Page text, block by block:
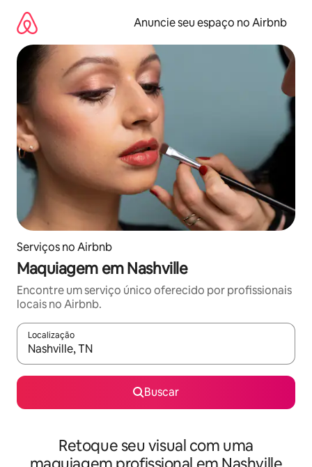
para
conteúdo
Anuncie seu espaço no Airbnb
Serviços no Airbnb
Maquiagem em Nashville
Encontre um serviço único oferecido por profissionais
locais no Airbnb.
Localização
Quando os resultados estiverem disponíveis, explore-os
Buscar
Retoque seu visual com uma